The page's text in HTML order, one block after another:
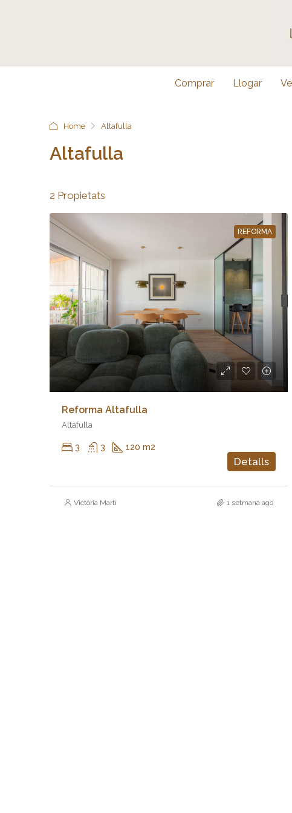
Comprar Llogar
Home Altafulla
Altafulla
2 Propietats
REFORMA
Reforma Altafulla
Altafulla
3 3 120 m2
Detalls
Victòria Martí 1 setmana ago